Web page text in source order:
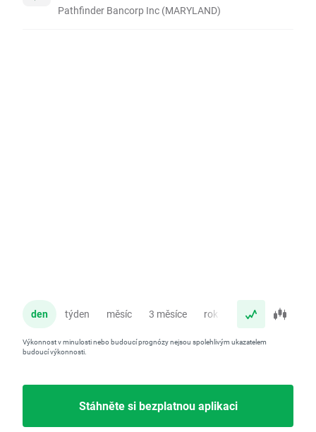
Pathfinder Bancorp Inc (MARYLAND)
den týden měsíc 3 měsíce rok
Výkonnost v minulosti nebo budoucí prognózy nejsou spolehlivým ukazatelem
budoucí výkonnosti.
Stáhněte si bezplatnou aplikaci